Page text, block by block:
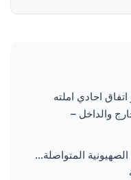
احادي املته
والداخل –
المتواصلة…